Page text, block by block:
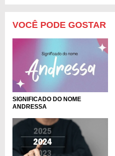
VOCÊ PODE GOSTAR
SIGNIFICADO DO NOME
ANDRESSA